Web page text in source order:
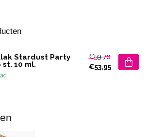
Stardust Party
st. 10 ml.
€59,70
€53,95